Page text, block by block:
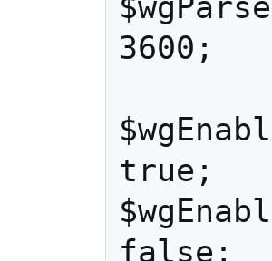
3600;
true;